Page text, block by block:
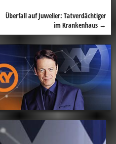
Überfall auf Juwelier: Tatverdächtiger
im Krankenhaus →